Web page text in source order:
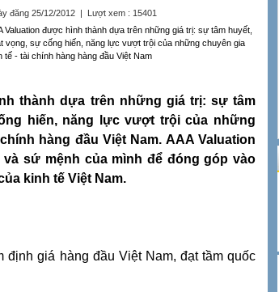
đăng 25/12/2012 | Lượt xem : 15401
Valuation được hình thành dựa trên những giá trị: sự tâm huyết,
vọng, sự cống hiến, năng lực vượt trội của những chuyên gia
tế - tài chính hàng hàng đầu Việt Nam
thành dựa trên những giá trị: sự tâm
hiến, năng lực vượt trội của những
hàng đầu Việt Nam. AAA Valuation
sứ mệnh của mình để đóng góp vào
kinh tế Việt Nam.
định giá hàng đầu Việt Nam, đạt tầm quốc